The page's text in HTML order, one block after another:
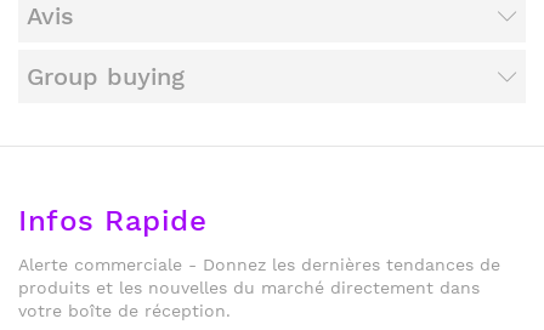
Avis
Group buying
Infos Rapide
Alerte commerciale - Donnez les dernières tendances de
produits et les nouvelles du marché directement dans
votre boîte de réception.